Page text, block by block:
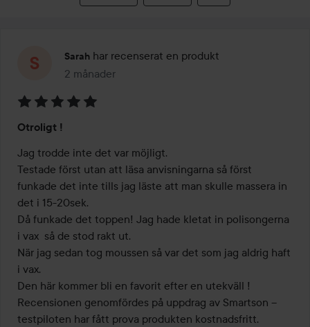
Sarah har recenserat en produkt
2 månader
Inlägget skapades 2 månader
5
av
5
Otroligt !
Jag trodde inte det var möjligt.
Testade först utan att läsa anvisningarna så först
funkade det inte tills jag läste att man skulle massera in
det i 15-20sek.
Då funkade det toppen! Jag hade kletat in polisongerna
i vax  så de stod rakt ut.
När jag sedan tog moussen så var det som jag aldrig haft
i vax.
Den här kommer bli en favorit efter en utekväll !
Recensionen genomfördes på uppdrag av Smartson –
testpiloten har fått prova produkten kostnadsfritt.